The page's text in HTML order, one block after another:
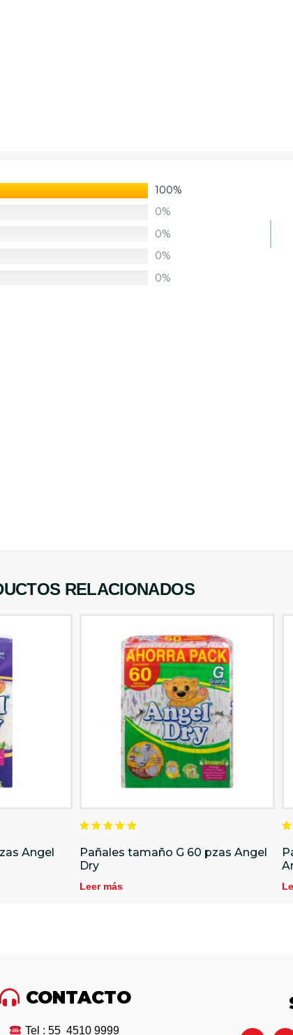
100%
0%
0%
0%
0%
RELACIONADOS
Angel
en
5.00
de 5
Pañales tamaño G 60 pzas Angel
Dry
Leer más
CONTACTO
Tel : 55 4510 9999